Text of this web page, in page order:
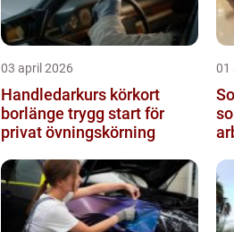
03 april 2026
Handledarkurs körkort
borlänge trygg start för
privat övningskörning
01